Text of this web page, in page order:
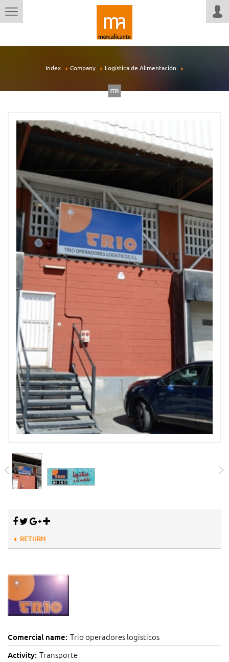
Index Company Logística de Alimentación
RETURN
Comercial name: Trio operadores logisticos
Activity: Transporte